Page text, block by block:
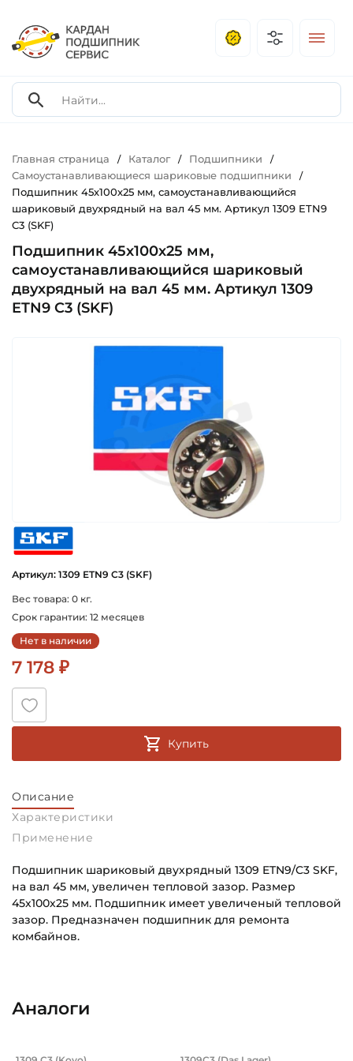
Главная страница / Каталог / Подшипники /
Самоустанавливающиеся шариковые подшипники /
Подшипник 45х100х25 мм, самоустанавливающийся
шариковый двухрядный на вал 45 мм. Артикул 1309 ETN9
C3 (SKF)
Подшипник 45х100х25 мм,
самоустанавливающийся шариковый
двухрядный на вал 45 мм. Артикул 1309
ETN9 C3 (SKF)
Артикул: 1309 ETN9 C3 (SKF)
Вес товара: 0 кг.
Срок гарантии: 12 месяцев
Нет в наличии
7 178 ₽
Купить
Описание
Характеристики
Применение
Подшипник шариковый двухрядный 1309 ETN9/C3 SKF,
на вал 45 мм, увеличен тепловой зазор. Размер
45х100х25 мм. Подшипник имеет увеличеный тепловой
зазор. Предназначен подшипник для ремонта
комбайнов.
Наружный диаметр (D):
Категория:
Аналоги
Подшипник 45х100х25 мм,
Подшипник